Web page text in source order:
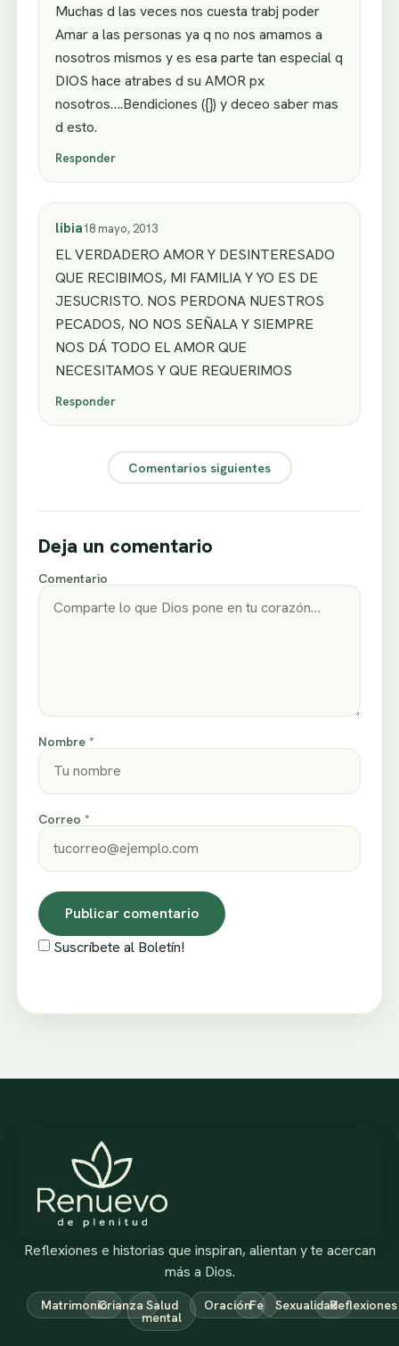
Muchas d las veces nos cuesta trabj poder
Amar a las personas ya q no nos amamos a
nosotros mismos y es esa parte tan especial q
DIOS hace atrabes d su AMOR px
nosotros….Bendiciones ({}) y deceo saber mas
d esto.
Responder
libia18 mayo, 2013
EL VERDADERO AMOR Y DESINTERESADO
QUE RECIBIMOS, MI FAMILIA Y YO ES DE
JESUCRISTO. NOS PERDONA NUESTROS
PECADOS, NO NOS SEÑALA Y SIEMPRE
NOS DÁ TODO EL AMOR QUE
NECESITAMOS Y QUE REQUERIMOS
Responder
Comentarios siguientes
Deja un comentario
Comentario
Nombre *
Correo *
Suscríbete al Boletín!
Reflexiones e historias que inspiran, alientan y te acercan
más a Dios.
MatrimonioCrianza Salud
mental
OraciónFe SexualidadReflexiones